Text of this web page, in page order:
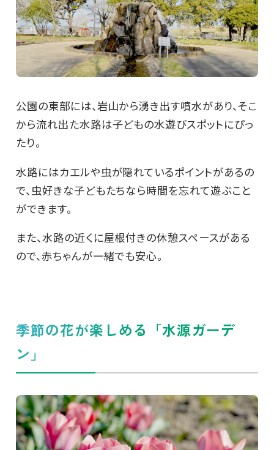
公園の東部には、岩山から湧き出す噴水があり、そこ
から流れ出た水路は子どもの水遊びスポットにぴっ
たり。
水路にはカエルや虫が隠れているポイントがあるの
で、虫好きな子どもたちなら時間を忘れて遊ぶこと
ができます。
また、水路の近くに屋根付きの休憩スペースがある
ので、赤ちゃんが一緒でも安心。
季節の花が楽しめる「水源ガーデ
ン」